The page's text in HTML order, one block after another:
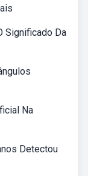
Significado Da
Na
Detectou